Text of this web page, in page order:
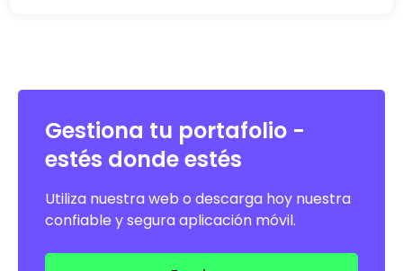
Gestiona tu portafolio -
estés donde estés
Utiliza nuestra web o descarga hoy nuestra
confiable y segura aplicación móvil.